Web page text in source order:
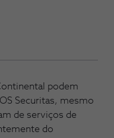
podem
Securitas, mesmo
de serviços de
do